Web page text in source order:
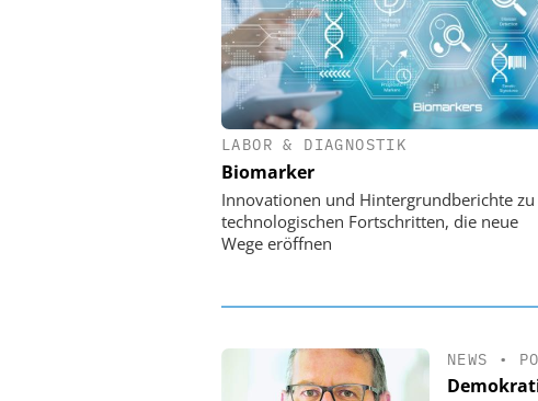
LABOR & DIAGNOSTIK
Biomarker
Innovationen und Hintergrundberichte zu
technologischen Fortschritten, die neue
Wege eröffnen
EASY SOFTWARE AG
Personalmanagement: Von
Ordnung zur KI-fähigen
NEWS •